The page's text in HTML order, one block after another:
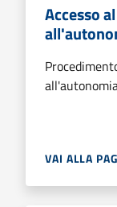
Accesso
VAI ALLA